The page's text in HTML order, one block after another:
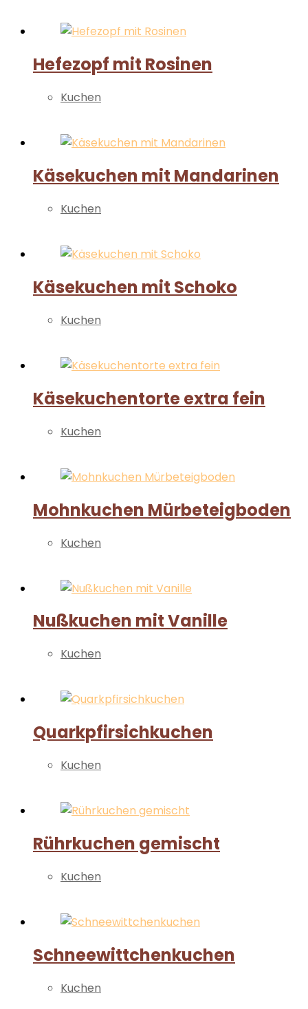
Hefezopf mit Rosinen
Kuchen
Käsekuchen mit Mandarinen
Kuchen
Käsekuchen mit Schoko
Kuchen
Käsekuchentorte extra fein
Kuchen
Mohnkuchen Mürbeteigboden
Kuchen
Nußkuchen mit Vanille
Kuchen
Quarkpfirsichkuchen
Kuchen
Rührkuchen gemischt
Kuchen
Schneewittchenkuchen
Kuchen